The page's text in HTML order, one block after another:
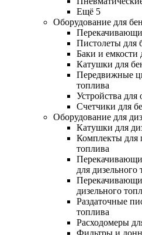
Ещё 5
Оборудование для
Пистолеты для
Баки и емкости
Катушки для
Передвижные
топлива
Устройства для
Счетчики для
Оборудование для
Катушки для
Комплекты для
топлива
для дизельного
дизельного
Раздаточные
топлива
Расходомеры